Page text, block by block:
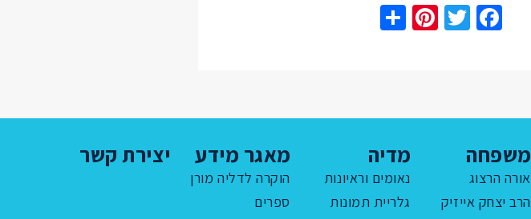
Facebook
Twitter
Pinterest
משפחה
אורה הרצוג
הרב יצחק אייזיק
מדיה
נאומים וראיונות
גלריית תמונות
מאגר מידע
הוקרה לדליה מורן
ספרים
יצירת קשר